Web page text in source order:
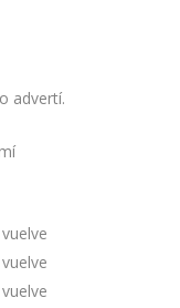
advertí.